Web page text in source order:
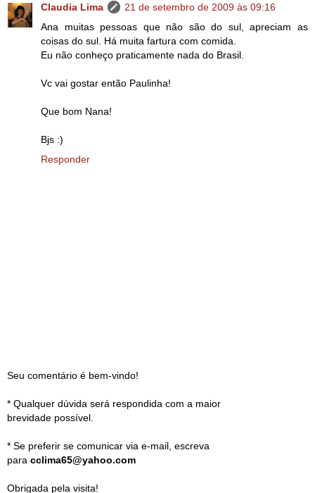
Claudia Lima
21 de setembro de 2009 às 09:16
Ana muitas pessoas que não são do sul, apreciam as
coisas do sul. Há muita fartura com comida.
Eu não conheço praticamente nada do Brasil.
Vc vai gostar então Paulinha!
Que bom Nana!
Bjs :)
Responder
Seu comentário é bem-vindo!
* Qualquer dúvida será respondida com a maior
brevidade possível.
* Se preferir se comunicar via e-mail, escreva
para cclima65@yahoo.com
Obrigada pela visita!